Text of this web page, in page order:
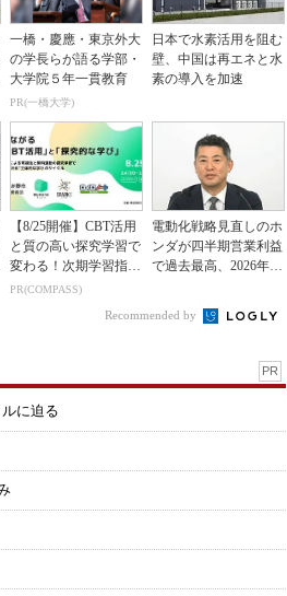
一橋・慶應・東京外大
の学長らが語る学部・
大学院５年一貫教育
PR(一橋大学)
日本で水素活用を阻む
壁、中国は再エネと水
素の導入を加速
【8/25開催】CBT活用
と質の高い探究学習で
変わる！次期学習指導
要領を見据えた...
PR(COMPASS)
電動化戦略見直しのホ
ンダが四半期営業利益
で過去最高、2026年度
Recommended by
PR
に迫る